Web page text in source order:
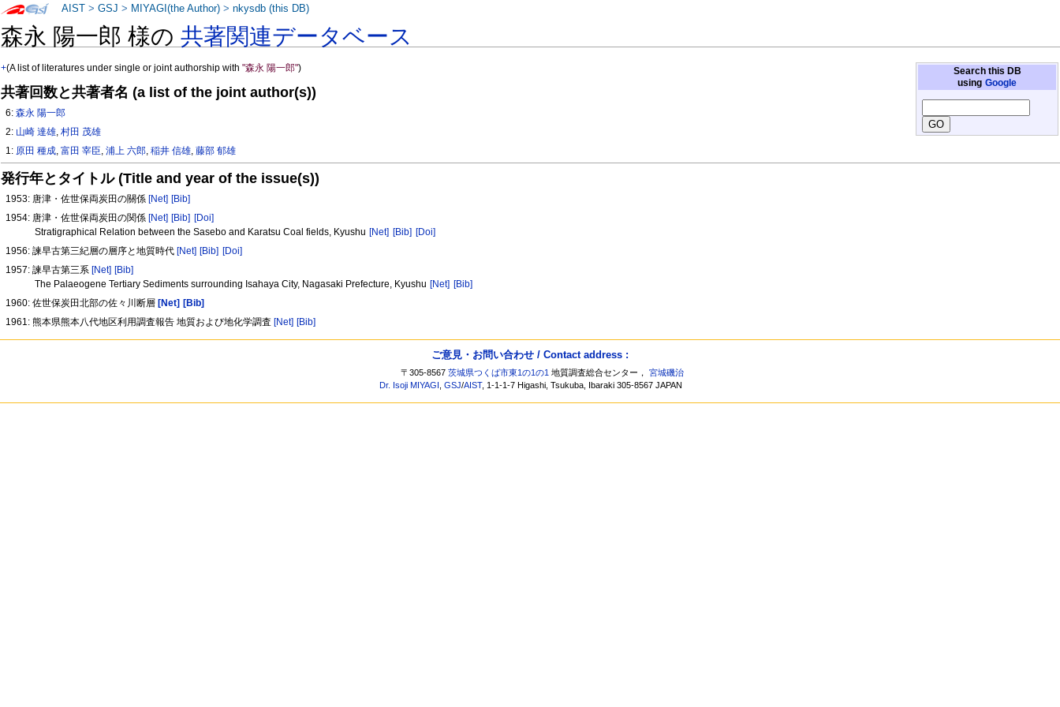
森永 陽一郎 様の共著関連データベース
Search this DB
using Google
+(A list of literatures under single or joint authorship with"森永 陽一郎")
共著回数と共著者名 (a list of the joint author(s))
6:森永 陽一郎
2: 山崎 達雄,村田 茂雄
1: 原田 種成,富田 宰臣,浦上 六郎,稲井 信雄,藤部 郁雄
発行年とタイトル (Title and year of the issue(s))
1953: 唐津・佐世保両炭田の關係 [Net] [Bib]
1954: 唐津・佐世保両炭田の関係 [Net] [Bib] [Doi]
Stratigraphical Relation between the Sasebo and Karatsu Coal fields, Kyushu [Net] [Bib] [Doi]
1956: 諫早古第三紀層の層序と地質時代 [Net] [Bib] [Doi]
1957: 諫早古第三系 [Net] [Bib]
The Palaeogene Tertiary Sediments surrounding Isahaya City, Nagasaki Prefecture, Kyushu [Net] [Bib]
1960: 佐世保炭田北部の佐々川断層 [Net] [Bib]
1961: 熊本県熊本八代地区利用調査報告 地質および地化学調査 [Net] [Bib]
AIST >GSJ > MIYAGI(the Author) >nkysdb (this DB)
ご意見・お問い合わせ / Contact address :
〒305-8567茨城県つくば市東1の1の1 地質調査総合センター，宮城磯治
Dr. Isoji MIYAGI
,GSJ/AIST, 1-1-1-7 Higashi, Tsukuba, Ibaraki 305-8567 JAPAN